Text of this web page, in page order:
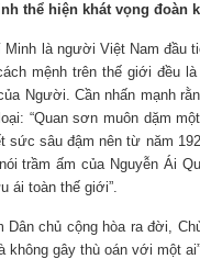
thể hiện khát vọng đoàn
Minh là người Việt Nam đầu
mệnh trên thế giới đều
Người. Cần nhấn mạnh
“Quan sơn muôn dặm
sức sâu đậm nên từ năm
trầm ấm của Nguyễn Ái
ái toàn thế giới”.
Dân chủ cộng hòa ra đời,
không gây thù oán với một